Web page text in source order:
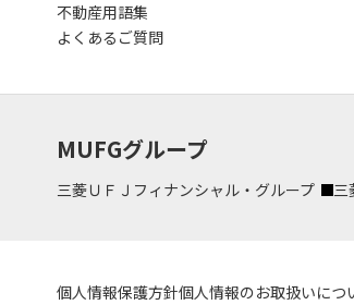
不動産用語集
よくあるご質問
MUFGグループ
三菱ＵＦＪフィナンシャル・グループ 三
個人情報保護方針個人情報のお取扱いにつ